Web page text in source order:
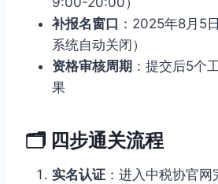
补报名窗口 ：2025年8月5
系统自动关闭）
资格审核周期 ：提交后5个
果
🗂 四步通关流程
实名认证 ：进入中税协官网